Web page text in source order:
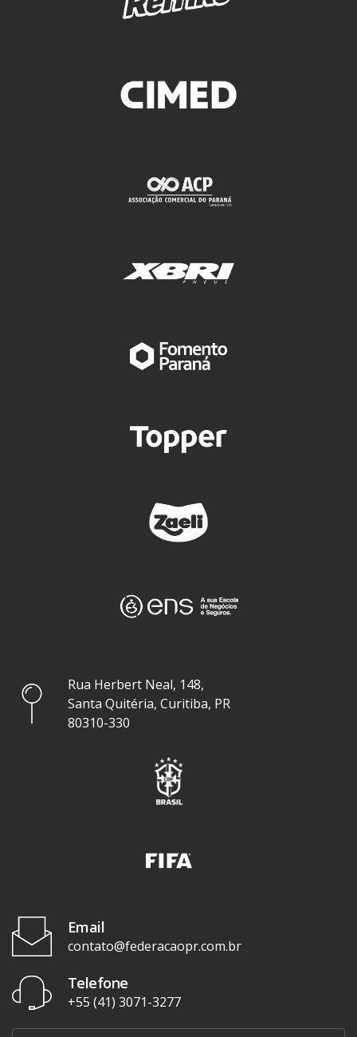
Rua Herbert Neal, 148,
Santa Quitéria, Curitiba, PR
80310-330
Email
contato@federacaopr.com.br
Telefone
+55 (41) 3071-3277